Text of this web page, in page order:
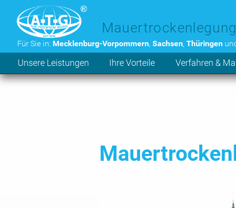
Zum Hauptinhalt der Seite
Für Sie in: Mecklenburg-Vorpommern, Sachsen, Thüringen
Unsere Leistungen Ihre Vorteile Verfahren &